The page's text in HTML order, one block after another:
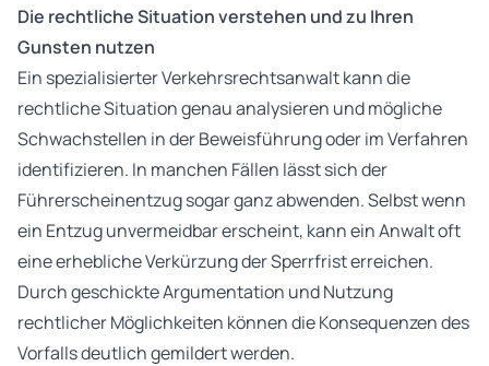
Die rechtliche Situation verstehen und zu Ihren
Gunsten nutzen
Ein spezialisierter Verkehrsrechtsanwalt kann die
rechtliche Situation genau analysieren und mögliche
Schwachstellen in der Beweisführung oder im Verfahren
identifizieren. In manchen Fällen lässt sich der
Führerscheinentzug sogar ganz abwenden. Selbst wenn
ein Entzug unvermeidbar erscheint, kann ein Anwalt oft
eine erhebliche Verkürzung der Sperrfrist erreichen.
Durch geschickte Argumentation und Nutzung
rechtlicher Möglichkeiten können die Konsequenzen des
Vorfalls deutlich gemildert werden.